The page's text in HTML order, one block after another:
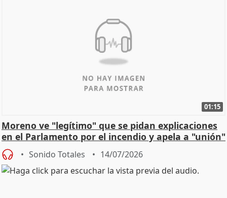
01:15
Moreno ve "legítimo" que se pidan explicaciones
en el Parlamento por el incendio y apela a "unión"
y
Sonido Totales 14/07/2026